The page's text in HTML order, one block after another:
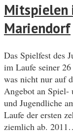
Mitspielen
Mariendorf
Das Spielfest des
im Laufe seiner
was nicht nur auf
Angebot an
und Jugendliche
Laufe der ersten
ziemlich ab.